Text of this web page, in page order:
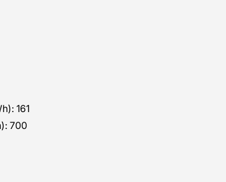
161
700